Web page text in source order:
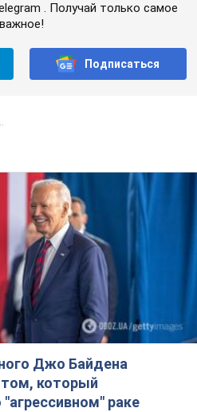
. Получай только самое
важное!
Подписаться
Джо Байдена
который
"агрессивном" раке